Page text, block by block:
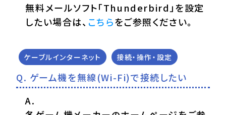
無料メールソフト「Thunderbird」を設定
したい場合は、 こちらをご参照ください。
ケーブルインターネット 接続・操作・設定
ゲーム機を無線(Wi-Fi)で接続したい